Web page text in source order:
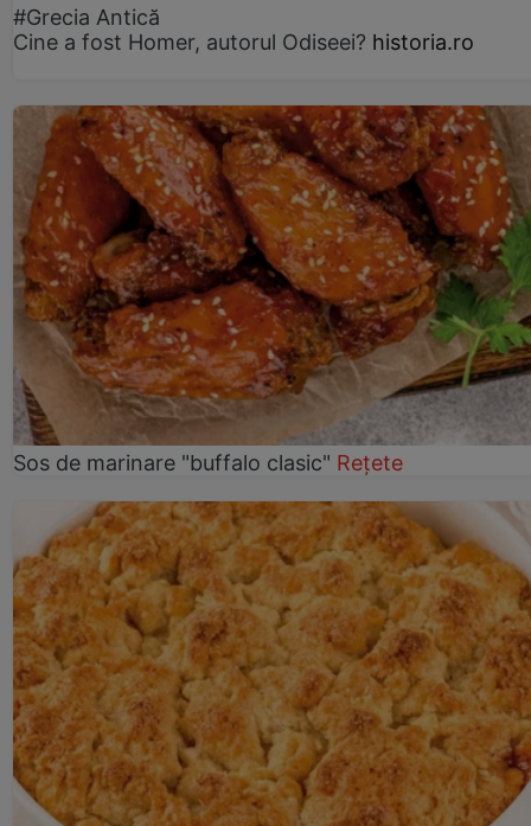
#Grecia Antică
Cine a fost Homer, autorul Odiseei? historia.ro
Sos de marinare "buffalo clasic" Rețete